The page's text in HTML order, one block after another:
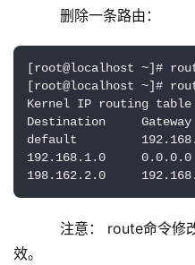
删除一条路由：
[root@localhost ~]#
[root@localhost ~]#
Kernel IP routing table
Destination     Gateway
default
192.168.1.0     0.0.0.0
198.162.2.0
注意： route命令修
效。